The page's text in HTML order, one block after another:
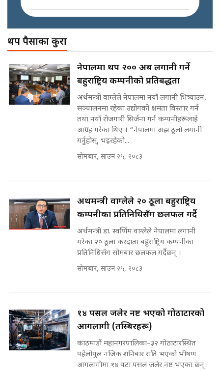
SIDHAKURA ||
लगाउन जानेलाई रोकौँः रवि लामिछाने ||
प्रधानमन्त्री बालेनले सम्बोधनमा के भने ?
|| PM BALEN ADDRESS ||
SIDHAKURA ||
अदालतको गुनासो अब सिधै सर्वोच्चमा
|| Court Grievances Directly to
the Supreme Court ||
SIDHAKURA
इनड्राइभ || SIDHAKURA ||
राष्ट्रिय सवालमा ९ दल एकजुट ||
on the Same Page ||
सहकारी पीडितसँग मन्त्री प्रतिभा रावलले
भनिन्–साथ दिनुहोस्, दबाब होइन ||
SIDHAKURA
पोप्पोको पासोः कमाउने लोभमा घरबार नै
उठिबास | The Dark Side of
'Poppo Live'-SIDHAKURA
INVESTIGATION
घुसको डिल || Raj Kumar Gupta ||
घुसको डिल गर्ने मन्त्रीकाे राजिनामा,
SIDHAKURA ||
SIDHAKURA INVESTIGATION
मन्त्री र पूर्व मन्त्रीको ७८ लाख घुस डिलको
अडियो | FULL AUDIO |
SIDHAKURA |
थप पैसाका कुरा
नेपालमा थप २०० अर्ब लगानी गर्ने
बहुराष्ट्रिय कम्पनीको प्रतिबद्धता
अर्थमन्त्री वाग्लेले नेपालमा नयाँ लगानी भित्र्याउन,
सञ्चालनमा रहेका उद्योगको क्षमता विस्तार गर्न
तथा नयाँ रोजगारी सिर्जना गर्न कम्पनीहरूलाई
आग्रह गरेका थिए । “नेपालमा अझ ठूलो लगानी
गर्नुहोस्, भइरहेको...
सोमबार, साउन २५, २०८३
अर्थमन्त्री वाग्लेले २० ठूला बहुराष्ट्रिय
कम्पनीका प्रतिनिधिसँग छलफल गर्दै
अर्थमन्त्री डा. स्वर्णिम वाग्लेले नेपालमा लगानी
गरेका २० ठूला करदाता बहुराष्ट्रिय कम्पनीका
प्रतिनिधिसँग सोमबार छलफल गर्दैछन् ।
सोमबार, साउन २५, २०८३
१४ पसल जलेर नष्ट भएको गोठाटारको
आगलागी (तस्बिरहरू)
काठमाडौं महानगरपालिका–३२ गोठाटारस्थित
पहेलोपुल नजिक शनिबार राति भएको भीषण
आगलागीमा १४ वटा पसल जलेर नष्ट भएका छन्।